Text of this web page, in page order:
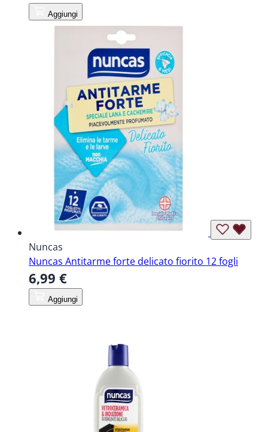
Aggiungi
Nuncas
Nuncas Antitarme forte delicato fiorito 12 fogli
6,99 €
Aggiungi